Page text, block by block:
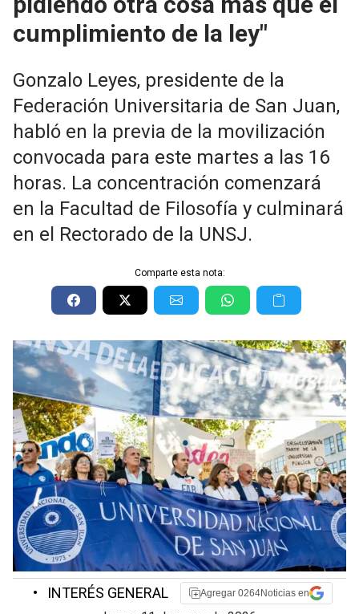
cumplimiento de la ley"
Gonzalo Leyes, presidente de la
Federación Universitaria de San Juan,
habló en la previa de la movilización
convocada para este martes a las 16
horas. La concentración comenzará
en la Facultad de Filosofía y culminará
en el Rectorado de la UNSJ.
Comparte esta nota:
• INTERÉS GENERAL Agregar 0264Noticias en